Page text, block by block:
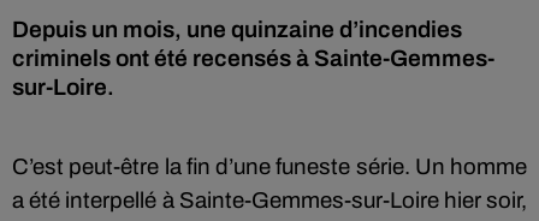
Depuis un mois, une quinzaine d’incendies
criminels ont été recensés à Sainte-Gemmes-
sur-Loire.
C’est peut-être la fin d’une funeste série. Un homme
a été interpellé à Sainte-Gemmes-sur-Loire hier soir,